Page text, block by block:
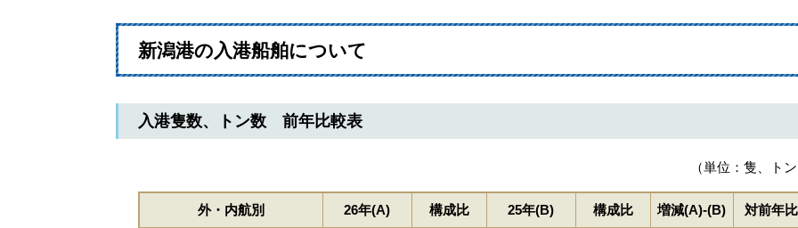
新潟港の入港船舶について
入港隻数、トン数 前年比較表
（単位：隻、ト
外・内航別 26年(A) 構成比 25年(B) 構成比 増減(A)‐(B) 対前年比